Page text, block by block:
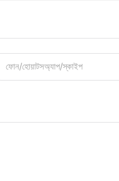
ফোন/হোয়াটসঅ্যাপ/স্কাইপ